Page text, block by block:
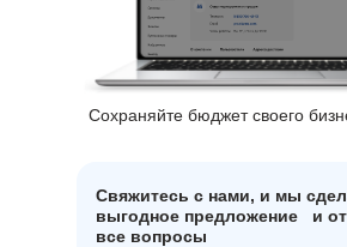
Сохраняйте бюджет своего
Свяжитесь с нами, и мы
выгодное предложение и
все вопросы